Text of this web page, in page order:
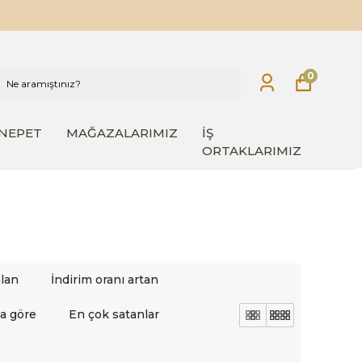
MAĞAZALARIMIZ
İŞ
ORTAKLARIMIZ
0
İndirim oranı artan
göre En çok satanlar